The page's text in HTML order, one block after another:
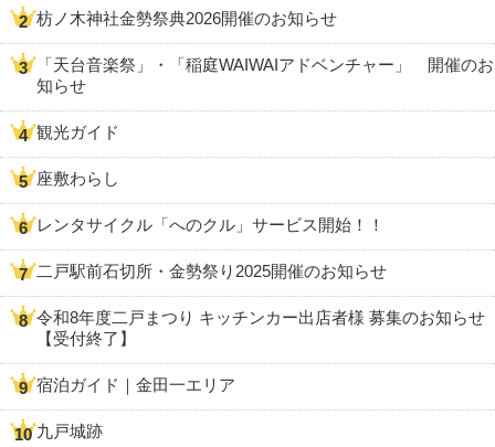
枋ノ木神社金勢祭典2026開催のお知らせ
「天台音楽祭」・「稲庭WAIWAIアドベンチャー」 開催のお
知らせ
観光ガイド
座敷わらし
レンタサイクル「へのクル」サービス開始！！
二戸駅前石切所・金勢祭り2025開催のお知らせ
令和8年度二戸まつり キッチンカー出店者様 募集のお知らせ
【受付終了】
宿泊ガイド｜金田一エリア
九戸城跡